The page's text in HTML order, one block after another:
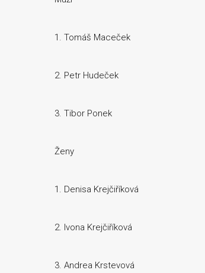
1. Tomáš Maceček
2. Petr Hudeček
3. Tibor Ponek
Ženy
1. Denisa Krejčiříková
2. Ivona Krejčiříková
3. Andrea Krstevová